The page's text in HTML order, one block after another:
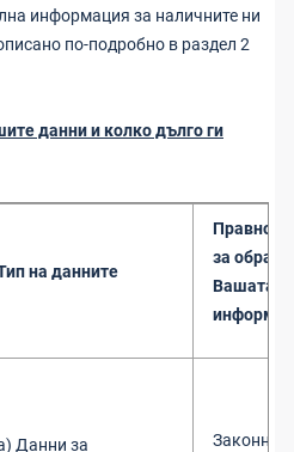
информация за наличните ни
по-подробно в раздел 2
данни и колко дълго ги
на данните
Правно
за
Вашата
Данни за Законни